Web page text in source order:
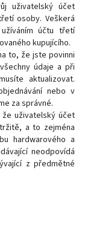
uživatelský účet
osoby. Veškerá
účtu třetí
kupujícího.
to, že jste povinni
údaje a při
aktualizovat.
nebo v
za správné.
uživatelský účet
a to zejména
hardwarového a
neodpovídá
z předmětné